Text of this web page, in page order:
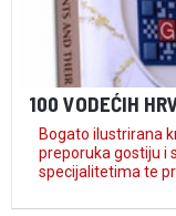
100 VODEĆIH
Bogato ilustrirana
preporuka gostiju i struke prezentirani skupa sa svojim
specijalitetima te